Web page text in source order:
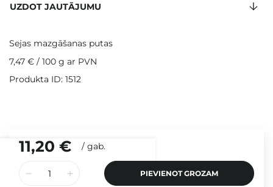
11,20 € / gab.
PIEVIENOT GROZAM
UZDOT JAUTĀJUMU
Sejas mazgāšanas putas
7,47 € / 100 g ar PVN
Produkta ID: 1512